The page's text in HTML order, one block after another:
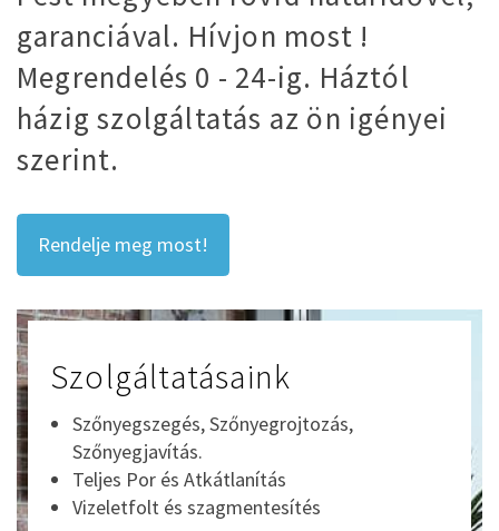
garanciával. Hívjon most !
Megrendelés 0 - 24-ig. Háztól
házig szolgáltatás az ön igényei
szerint.
Rendelje meg most!
Szolgáltatásaink
Szőnyegszegés, Szőnyegrojtozás,
Szőnyegjavítás.
Teljes Por és Atkátlanítás
Vizeletfolt és szagmentesítés